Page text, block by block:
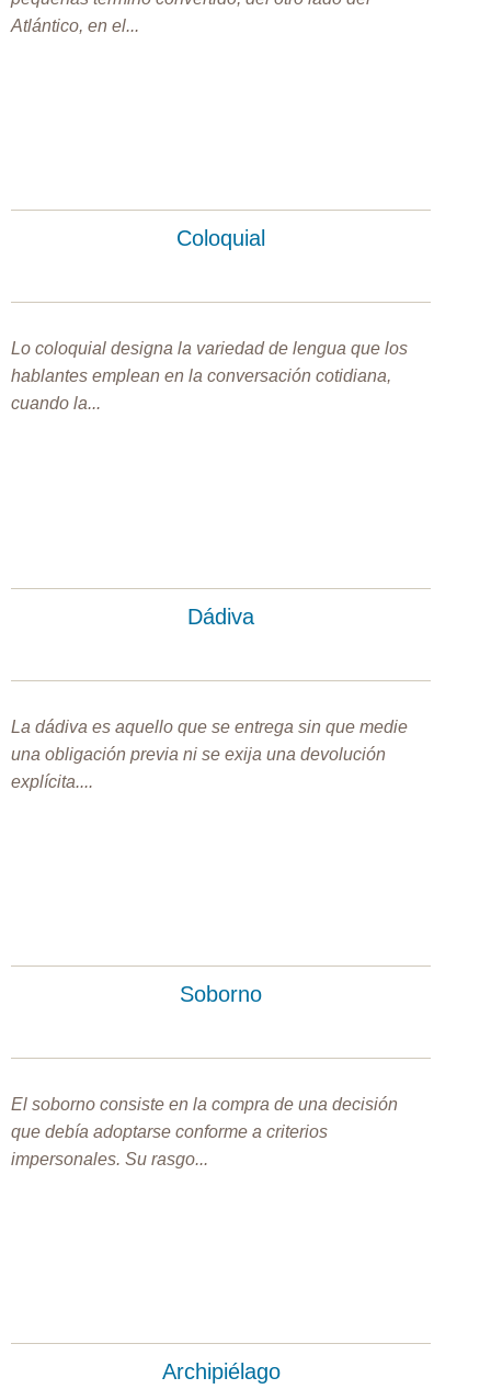
Atlántico, en el...
Coloquial
Lo coloquial designa la variedad de lengua que los
hablantes emplean en la conversación cotidiana,
cuando la...
Dádiva
La dádiva es aquello que se entrega sin que medie
una obligación previa ni se exija una devolución
explícita....
Soborno
El soborno consiste en la compra de una decisión
que debía adoptarse conforme a criterios
impersonales. Su rasgo...
Archipiélago